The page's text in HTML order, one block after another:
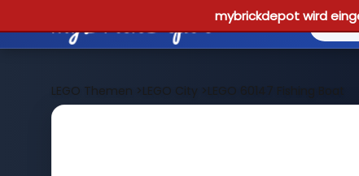
mybrickdepot wird
LEGO Themen >LEGO City >LEGO 60147 Fishing Boat